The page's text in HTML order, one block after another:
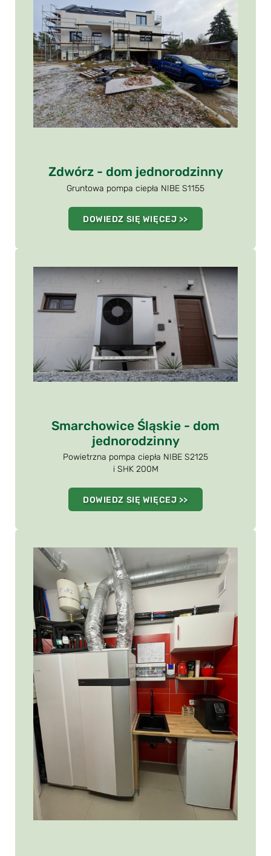
Zdwórz - dom jednorodzinny
Gruntowa pompa ciepła NIBE S1155
DOWIEDZ SIĘ WIĘCEJ >>
Smarchowice Śląskie - dom
jednorodzinny
Powietrzna pompa ciepła NIBE S2125
i SHK 200M
DOWIEDZ SIĘ WIĘCEJ >>